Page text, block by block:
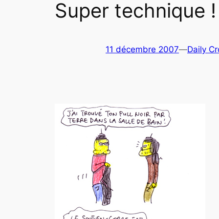
Super technique !
11 décembre 2007—Daily